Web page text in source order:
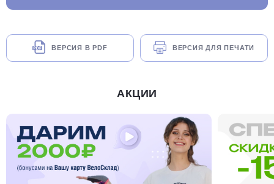
ВЕРСИЯ В PDF ВЕРСИЯ ДЛЯ ПЕЧАТИ
АКЦИИ